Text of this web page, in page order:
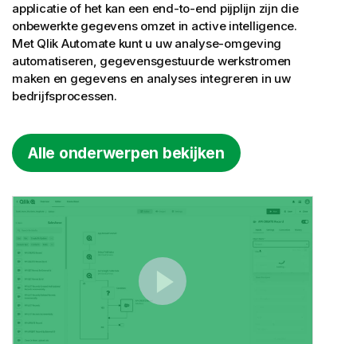
applicatie of het kan een end-to-end pijplijn zijn die
onbewerkte gegevens omzet in active intelligence.
Met Qlik Automatekunt u uw analyse-omgeving
automatiseren, gegevensgestuurde werkstromen
maken en gegevens en analyses integreren in uw
bedrijfsprocessen.
Alle onderwerpen bekijken